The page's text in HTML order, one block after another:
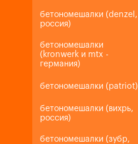
бетономешалки (denzel,
россия)
бетономешалки
(kronwerk и mtx -
германия)
бетономешалки (patriot)
бетономешалки (вихрь,
россия)
бетономешалки (зубр,